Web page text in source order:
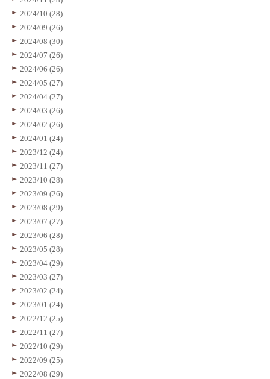
2024/10 (28)
2024/09 (26)
2024/08 (30)
2024/07 (26)
2024/06 (26)
2024/05 (27)
2024/04 (27)
2024/03 (26)
2024/02 (26)
2024/01 (24)
2023/12 (24)
2023/11 (27)
2023/10 (28)
2023/09 (26)
2023/08 (29)
2023/07 (27)
2023/06 (28)
2023/05 (28)
2023/04 (29)
2023/03 (27)
2023/02 (24)
2023/01 (24)
2022/12 (25)
2022/11 (27)
2022/10 (29)
2022/09 (25)
2022/08 (29)